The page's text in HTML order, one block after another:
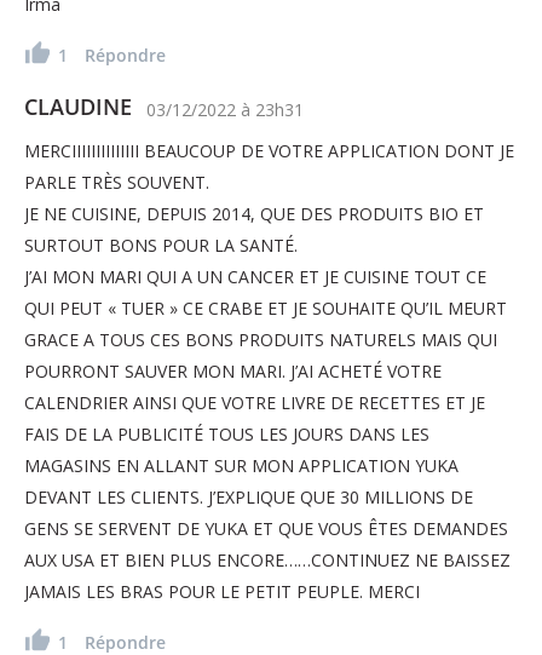
1 Répondre
CLAUDINE 03/12/2022 à 23h31
MERCIIIIIIIIIIIIII BEAUCOUP DE VOTRE APPLICATION DONT JE
PARLE TRÈS SOUVENT.
JE NE CUISINE, DEPUIS 2014, QUE DES PRODUITS BIO ET
SURTOUT BONS POUR LA SANTÉ.
J’AI MON MARI QUI A UN CANCER ET JE CUISINE TOUT CE
QUI PEUT « TUER » CE CRABE ET JE SOUHAITE QU’IL MEURT
GRACE A TOUS CES BONS PRODUITS NATURELS MAIS QUI
POURRONT SAUVER MON MARI. J’AI ACHETÉ VOTRE
CALENDRIER AINSI QUE VOTRE LIVRE DE RECETTES ET JE
FAIS DE LA PUBLICITÉ TOUS LES JOURS DANS LES
MAGASINS EN ALLANT SUR MON APPLICATION YUKA
DEVANT LES CLIENTS. J’EXPLIQUE QUE 30 MILLIONS DE
GENS SE SERVENT DE YUKA ET QUE VOUS ÊTES DEMANDES
AUX USA ET BIEN PLUS ENCORE……CONTINUEZ NE BAISSEZ
JAMAIS LES BRAS POUR LE PETIT PEUPLE. MERCI
1 Répondre